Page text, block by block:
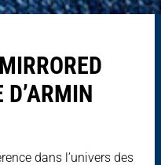
D’ARMIN
dans l’univers des